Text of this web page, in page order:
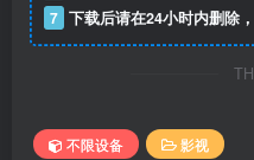
7 下载后请在24小时内删除
不限设备
影视